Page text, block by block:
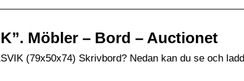
Möbler – Bord – Auctionet
(79x50x74) Skrivbord? Nedan kan du se och